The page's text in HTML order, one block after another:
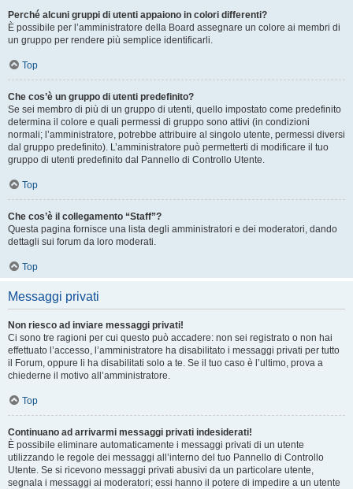
Perché alcuni gruppi di utenti appaiono in colori differenti?
È possibile per l’amministratore della Board assegnare un colore ai membri di
un gruppo per rendere più semplice identificarli.
Top
Che cos’è un gruppo di utenti predefinito?
Se sei membro di più di un gruppo di utenti, quello impostato come predefinito
determina il colore e quali permessi di gruppo sono attivi (in condizioni
normali; l’amministratore, potrebbe attribuire al singolo utente, permessi diversi
dal gruppo predefinito). L’amministratore può permetterti di modificare il tuo
gruppo di utenti predefinito dal Pannello di Controllo Utente.
Top
Che cos’è il collegamento “Staff”?
Questa pagina fornisce una lista degli amministratori e dei moderatori, dando
dettagli sui forum da loro moderati.
Top
Messaggi privati
Non riesco ad inviare messaggi privati!
Ci sono tre ragioni per cui questo può accadere: non sei registrato o non hai
effettuato l’accesso, l’amministratore ha disabilitato i messaggi privati per tutto
il Forum, oppure li ha disabilitati solo a te. Se il tuo caso è l’ultimo, prova a
chiederne il motivo all’amministratore.
Top
Continuano ad arrivarmi messaggi privati indesiderati!
È possibile eliminare automaticamente i messaggi privati ​​di un utente
utilizzando le regole dei messaggi all’interno del tuo Pannello di Controllo
Utente. Se si ricevono messaggi privati ​​abusivi da un particolare utente,
segnala i messaggi ai moderatori; essi hanno il potere di impedire a un utente